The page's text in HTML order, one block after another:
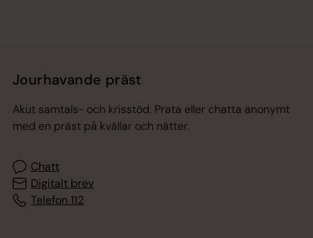
Jourhavande präst
Akut samtals- och krisstöd. Prata eller chatta anonymt
med en präst på kvällar och nätter.
Chatt
Digitalt brev
Telefon 112